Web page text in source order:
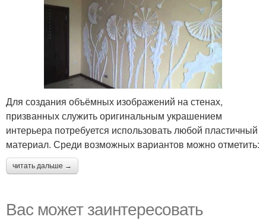
Для создания объёмных изображений на стенах,
призванных служить оригинальным украшением
интерьера потребуется использовать любой пластичный
материал. Среди возможных вариантов можно отметить:
читать дальше →
Вас может заинтересовать